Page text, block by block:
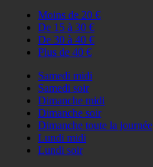
Moins de 20 €
De 15 à 30 €
De 30 à 40 €
Plus de 40 €
Samedi midi
Samedi soir
Dimanche midi
Dimanche soir
Dimanche toute la journée
Lundi midi
Lundi soir